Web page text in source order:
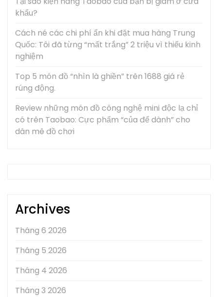
khẩu?
Cách né các chi phí ẩn khi đặt mua hàng Trung
Quốc: Tôi đã từng “mất trắng” 2 triệu vì thiếu kinh
nghiệm
Top 5 món đồ “nhìn là ghiền” trên 1688 giá rẻ
rúng động.
Review những món đồ công nghệ mini độc lạ chỉ
có trên Taobao: Cực phẩm “của để dành” cho
dân mê đồ chơi
Archives
Tháng 6 2026
Tháng 5 2026
Tháng 4 2026
Tháng 3 2026